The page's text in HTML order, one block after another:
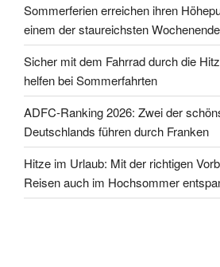
Sommerferien erreichen ihren
einem der staureichsten
Sicher mit dem Fahrrad durch die
helfen bei Sommerfahrten
ADFC-Ranking 2026: Zwei der
Deutschlands führen durch Franken
Hitze im Urlaub: Mit der richtigen
Reisen auch im Hochsommer